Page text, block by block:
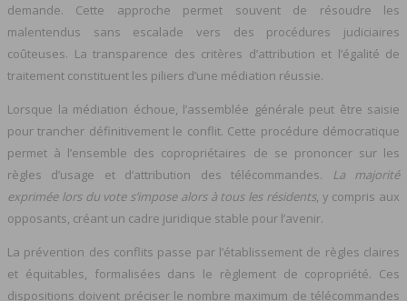
demande. Cette approche permet souvent de résoudre les
malentendus sans escalade vers des procédures judiciaires
coûteuses. La transparence des critères d’attribution et l’égalité de
traitement constituent les piliers d’une médiation réussie.
Lorsque la médiation échoue, l’assemblée générale peut être saisie
pour trancher définitivement le conflit. Cette procédure démocratique
permet à l’ensemble des copropriétaires de se prononcer sur les
règles d’usage et d’attribution des télécommandes. La majorité
exprimée lors du vote s’impose alors à tous les résidents, y compris aux
opposants, créant un cadre juridique stable pour l’avenir.
La prévention des conflits passe par l’établissement de règles claires
et équitables, formalisées dans le règlement de copropriété. Ces
dispositions doivent préciser le nombre maximum de télécommandes